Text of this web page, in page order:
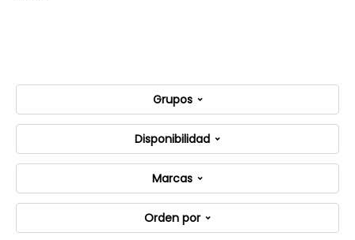
Grupos
Disponibilidad
Marcas
Orden por